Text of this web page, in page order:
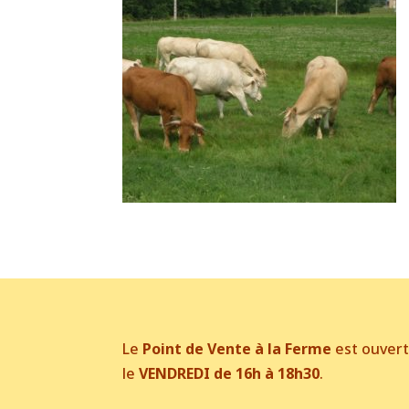
Le Point de Vente à la Ferme est ouvert
leVENDREDI de 16h à 18h30.